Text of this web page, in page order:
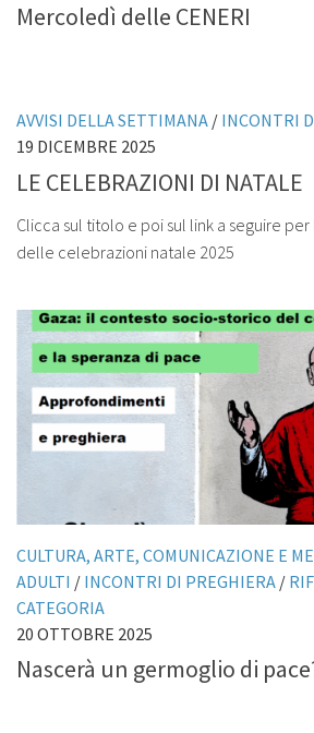
Mercoledì delle CENERI
AVVISI DELLA SETTIMANA / INCONTRI
19 DICEMBRE 2025
LE CELEBRAZIONI DI NATALE
Clicca sul titolo e poi sul link a seguire
delle celebrazioni natale 2025
CULTURA, ARTE, COMUNICAZIONE E
ADULTI / INCONTRI DI PREGHIERA /
CATEGORIA
20 OTTOBRE 2025
Nascerà un germoglio di